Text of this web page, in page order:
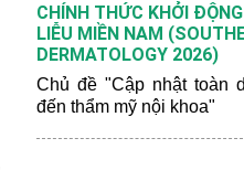
CHÍNH THỨC KHỞI
LIỄU MIỀN NAM
DERMATOLOGY 2026)
Chủ đề "Cập nhật toàn
đến thẩm mỹ nội khoa"